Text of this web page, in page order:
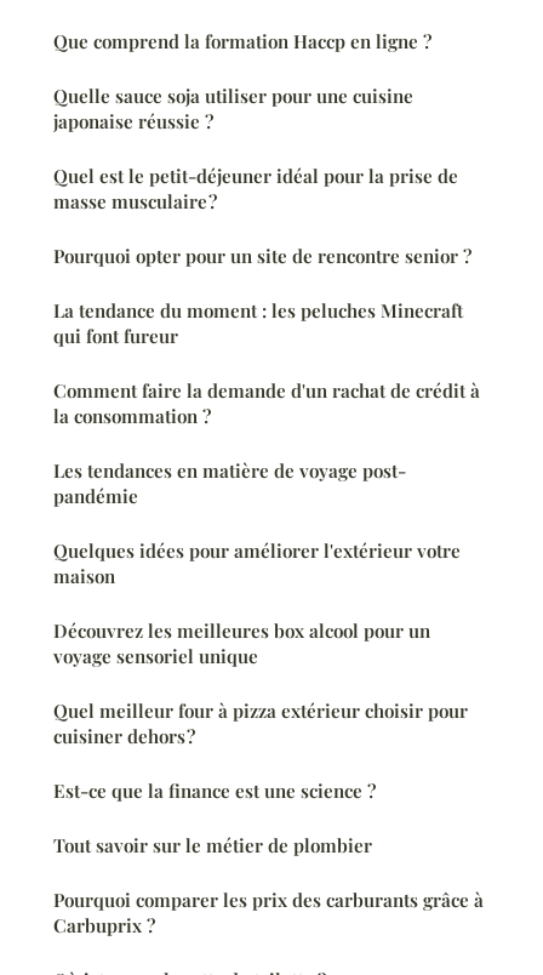
Que comprend la formation Haccp en ligne ?
Quelle sauce soja utiliser pour une cuisine
japonaise réussie ?
Quel est le petit-déjeuner idéal pour la prise de
masse musculaire ?
Pourquoi opter pour un site de rencontre senior ?
La tendance du moment : les peluches Minecraft
qui font fureur
Comment faire la demande d'un rachat de crédit à
la consommation ?
Les tendances en matière de voyage post-
pandémie
Quelques idées pour améliorer l'extérieur votre
maison
Découvrez les meilleures box alcool pour un
voyage sensoriel unique
Quel meilleur four à pizza extérieur choisir pour
cuisiner dehors ?
Est-ce que la finance est une science ?
Tout savoir sur le métier de plombier
Pourquoi comparer les prix des carburants grâce à
Carbuprix ?